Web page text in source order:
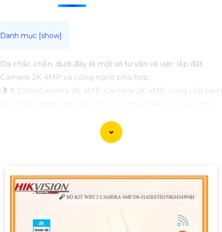
Dạ chắc chắn, dưới đây là một số tư vấn về việc lắp đặt
Camera 2K 4MP và công nghệ phù hợp:
🌗 1: Chọn Camera 2K 4MP: Camera 2K 4MP cung cấp hình
Lựa chọn số lượng camera và vị trí lắp đặt: Điểm đáng
quan tâm trước hết xác định số lượng camera cần thiết cho
Kiểm tra kết nối mạng và điện: Đảm bảo rằng kết nối
mạng cung cấp đủ băng thông cho việc truy cập và xem
lại hình ảnh từ xa. Đồng thời, xác định nguồn điện phù hợp